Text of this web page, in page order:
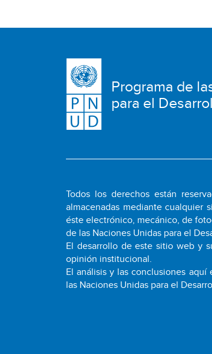
Programa de
para el
Todos los derechos están
almacenadas mediante cualquier
éste electrónico, mecánico, de
de las Naciones Unidas para el
El desarrollo de este sitio web y
opinión institucional.
El análisis y las conclusiones
las Naciones Unidas para el